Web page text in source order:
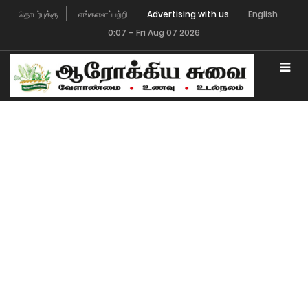
தொடர்புக்கு எங்களைப்பற்றி Advertising with us
English
0:07 - Fri Aug 07 2026